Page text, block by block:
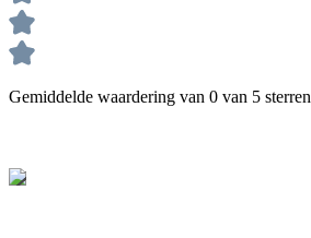
Gemiddelde waardering van 0 van 5 sterren